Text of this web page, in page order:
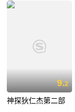
9.2
神探狄仁杰第二部